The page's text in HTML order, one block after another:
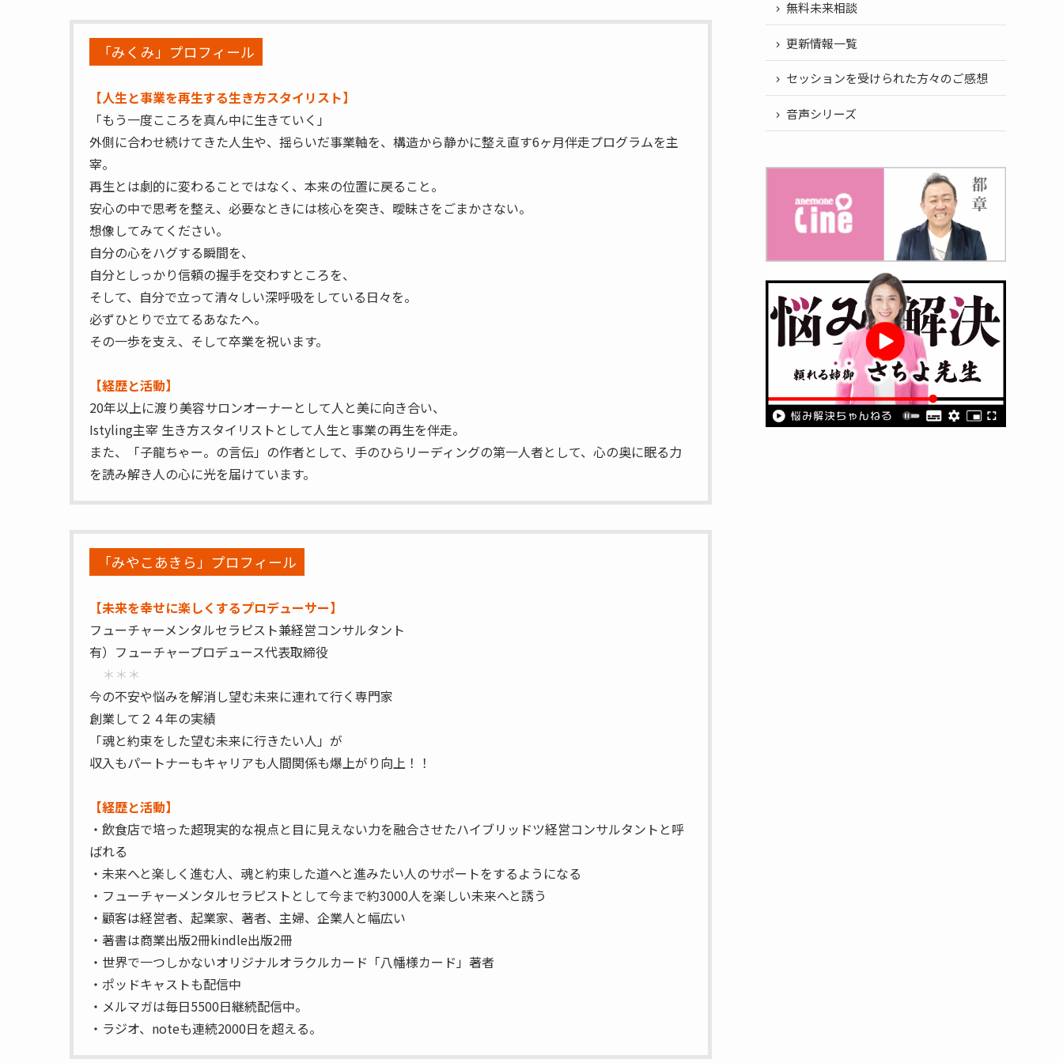
「みくみ」プロフィール
【人生と事業を再生する生き方スタイリスト】
「もう一度こころを真ん中に生きていく」
外側に合わせ続けてきた人生や、揺らいだ事業軸を、構造から静かに整え直す6ヶ月伴走プログラムを主
宰。
再生とは劇的に変わることではなく、本来の位置に戻ること。
安心の中で思考を整え、必要なときには核心を突き、曖昧さをごまかさない。
想像してみてください。
自分の心をハグする瞬間を、
自分としっかり信頼の握手を交わすところを、
そして、自分で立って清々しい深呼吸をしている日々を。
必ずひとりで立てるあなたへ。
その一歩を支え、そして卒業を祝います。
【経歴と活動】
20年以上に渡り美容サロンオーナーとして人と美に向き合い、
Istyling主宰 生き方スタイリストとして人生と事業の再生を伴走。
また、「子龍ちゃー。の言伝」の作者として、手のひらリーディングの第一人者として、心の奥に眠る力
を読み解き人の心に光を届けています。
「みやこあきら」プロフィール
【未来を幸せに楽しくするプロデューサー】
フューチャーメンタルセラピスト兼経営コンサルタント
有）フューチャープロデュース代表取締役
＊＊＊
今の不安や悩みを解消し望む未来に連れて行く専門家
創業して２４年の実績
「魂と約束をした望む未来に行きたい人」が
収入もパートナーもキャリアも人間関係も爆上がり向上！！
【経歴と活動】
・飲食店で培った超現実的な視点と目に見えない力を融合させたハイブリッドツ経営コンサルタントと呼
ばれる
・未来へと楽しく進む人、魂と約束した道へと進みたい人のサポートをするようになる
・フューチャーメンタルセラピストとして今まで約3000人を楽しい未来へと誘う
・顧客は経営者、起業家、著者、主婦、企業人と幅広い
・著書は商業出版2冊kindle出版2冊
・世界で一つしかないオリジナルオラクルカード「八幡様カード」著者
・ポッドキャストも配信中
・メルマガは毎日5500日継続配信中。
・ラジオ、noteも連続2000日を超える。
無料未来相談
更新情報一覧
セッションを受けられた方々のご感想
音声シリーズ